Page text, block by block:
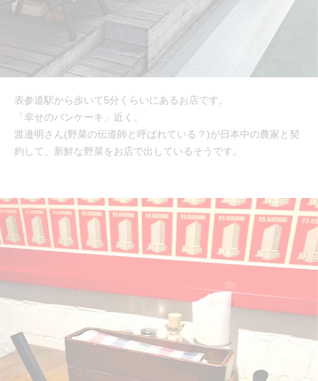
表参道駅から歩いて5分くらいにあるお店です。
「幸せのパンケーキ」近く。
渡邉明さん(野菜の伝道師と呼ばれている？)が日本中の農家と契
約して、新鮮な野菜をお店で出しているそうです。